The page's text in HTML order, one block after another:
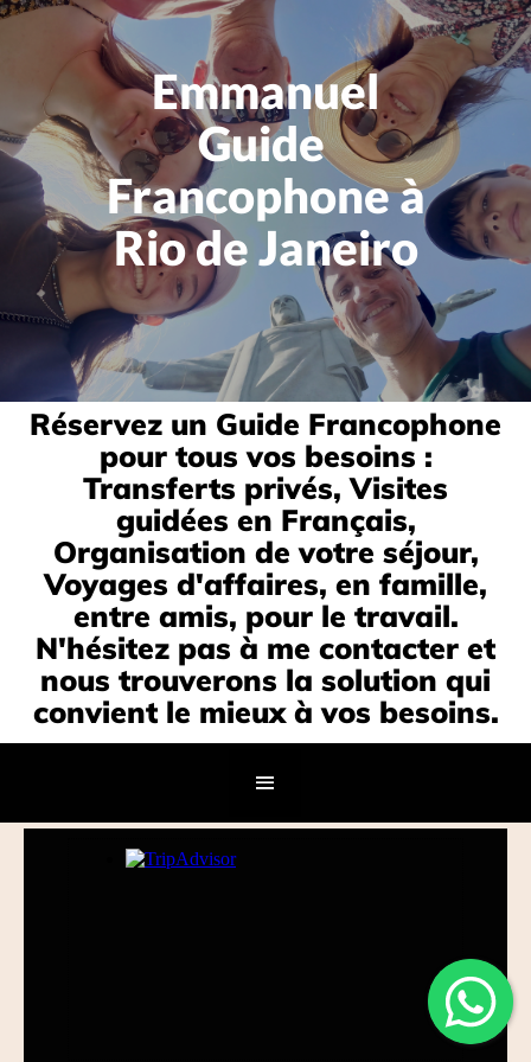
Emmanuel
Guide
Francophone à
Rio de Janeiro
Réservez un Guide Francophone
pour tous vos besoins :
Transferts privés, Visites
guidées en Français,
Organisation de votre séjour,
Voyages d'affaires, en famille,
entre amis, pour le travail.
N'hésitez pas à me contacter et
nous trouverons la solution qui
convient le mieux à vos besoins.